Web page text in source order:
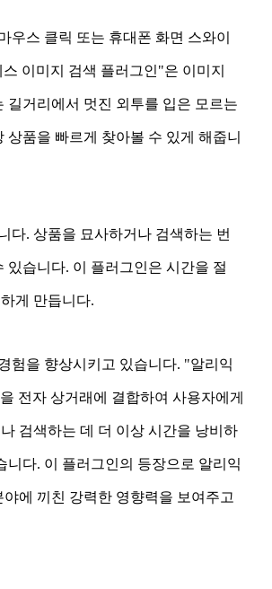
우스 클릭 또는 휴대폰 화면 스와이
이미지 검색 플러그인"은 이미지
길거리에서 멋진 외투를 입은 모르는
품을 빠르게 찾아볼 수 있게 해줍니
다. 상품을 묘사하거나 검색하는 번
습니다. 이 플러그인은 시간을 절
게 만듭니다.
험을 향상시키고 있습니다. "알리익
전자 상거래에 결합하여 사용자에게
검색하는 데 더 이상 시간을 낭비하
다. 이 플러그인의 등장으로 알리익
에 끼친 강력한 영향력을 보여주고